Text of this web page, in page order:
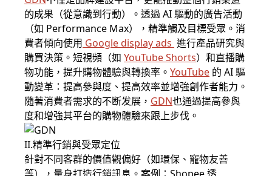
的成果（從意識到行動）。透過 AI 驅動的廣告活動
（如 Performance Max），精準觸及目標受眾。消
費者傾向使用 Google display ads 進行產品研究與
購買決策。短視頻（如 YouTube Shorts）和直播購
物功能，提升購物體驗與轉換率。 YouTube 的 AI 驅
動變革：提高參與度、提高效率並增強創作者能力。
隨著消費者需求的不断发展， GDN也通過提高參與
度和增強其平台的購物體驗來跟上步伐。
II.精準行銷與受眾定位
針對不同客群的價值觀偏好（如環保、寵物友善